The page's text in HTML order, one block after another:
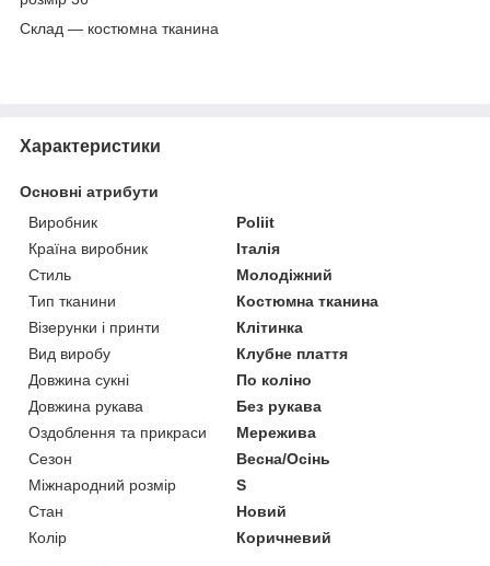
Склад — костюмна тканина
Характеристики
Основні атрибути
Виробник
Poliit
Країна виробник
Італія
Стиль
Молодіжний
Тип тканини
Костюмна тканина
Візерунки і принти
Клітинка
Вид виробу
Клубне плаття
Довжина сукні
По коліно
Довжина рукава
Без рукава
Оздоблення та прикраси
Мережива
Сезон
Весна/Осінь
Міжнародний розмір
S
Стан
Новий
Колір
Коричневий